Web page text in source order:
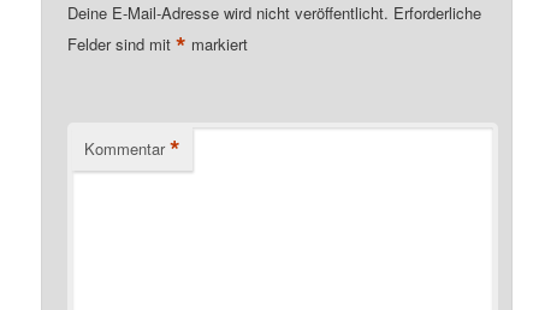
Deine E-Mail-Adresse wird nicht veröffentlicht. Erforderliche
Felder sind mit* markiert
Kommentar *